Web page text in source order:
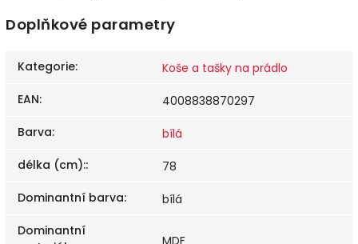
Doplňkové parametry
Kategorie:
Koše a tašky na prádlo
EAN:
4008838870297
Barva:
bílá
délka (cm)::
78
Dominantní barva:
bílá
Dominantní
MDF